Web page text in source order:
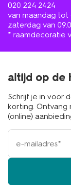
020 224 2424
van maandag tot
zaterdag van
* raamdecoratie
altijd op de
Schrijf je in voor
korting. Ontvang
(online)
e-
mailadres